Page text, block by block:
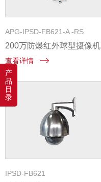
APG-IPSD-FB621-A -RS
200万防爆红外球型摄像机
查看详情
IPSD-FB621
产
品
目
录